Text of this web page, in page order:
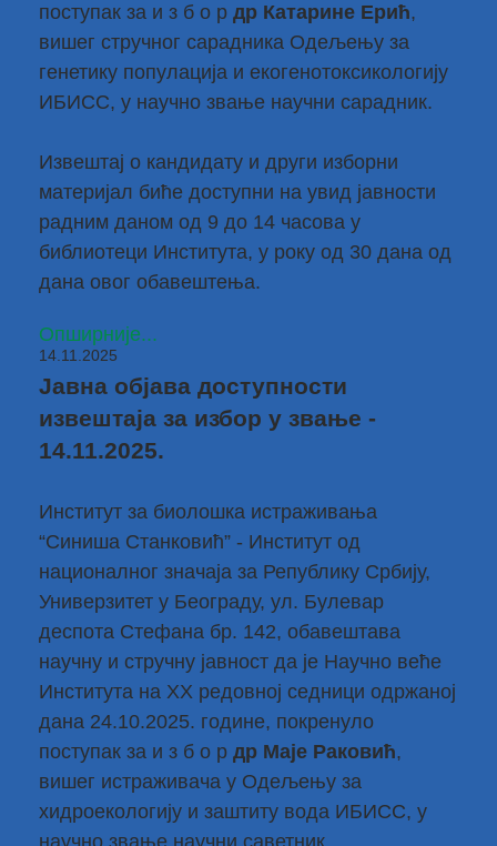
поступак за и з б о р др Катарине Ерић,
вишег стручног сарадника Одељењу за
генетику популација и екогенотоксикологију
ИБИСС, у научно звање научни сарадник.
Извештај о кандидату и други изборни
материјал биће доступни на увид јавности
радним даном од 9 до 14 часова у
библиотеци Института, у року од 30 дана од
дана овог обавештења.
Опширније...
14.11.2025
Јавна објава доступности
извештаја за избор у звање -
14.11.2025.
Институт за биолошка истраживања
“Синиша Станковић” - Институт од
националног значаја за Републику Србију,
Универзитет у Београду, ул. Булевар
деспота Стефана бр. 142, обавештава
научну и стручну јавност да је Научно веће
Института на XX редовној седници одржаној
дана 24.10.2025. године, покренуло
поступак за и з б о р др Маје Раковић,
вишег истраживача у Одељењу за
хидроекологију и заштиту вода ИБИСС, у
научно звање научни саветник.